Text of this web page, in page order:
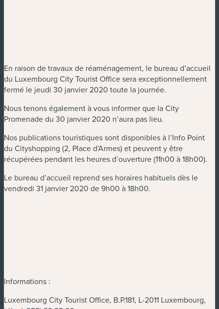
En raison de travaux de réaménagement, le bureau d’accueil
du Luxembourg City Tourist Office sera exceptionnellement
fermé le jeudi 30 janvier 2020 toute la journée.
Nous tenons également à vous informer que la City
Promenade du 30 janvier 2020 n’aura pas lieu.
Nos publications touristiques sont disponibles à l’Info Point
du Cityshopping (2, Place d’Armes) et peuvent y être
récupérées pendant les heures d’ouverture (11h00 à 18h00).
Le bureau d’accueil reprend ses horaires habituels dès le
vendredi 31 janvier 2020 de 9h00 à 18h00.
Informations :
Luxembourg City Tourist Office, B.P.181, L-2011 Luxembourg,